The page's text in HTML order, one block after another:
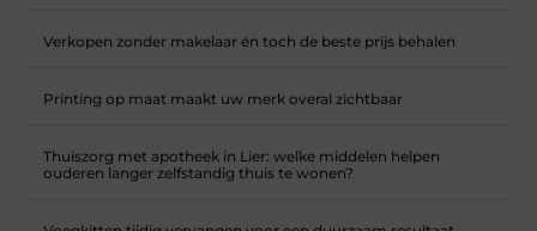
Verkopen zonder makelaar én toch de beste prijs behalen
Printing op maat maakt uw merk overal zichtbaar
Thuiszorg met apotheek in Lier: welke middelen helpen
ouderen langer zelfstandig thuis te wonen?